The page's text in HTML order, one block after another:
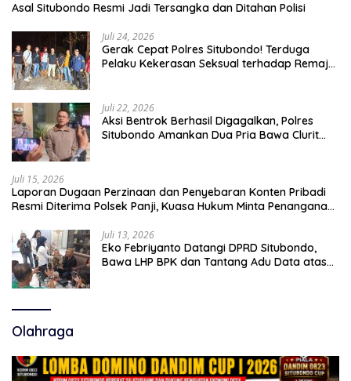
Asal Situbondo Resmi Jadi Tersangka dan Ditahan Polisi
Juli 24, 2026
Gerak Cepat Polres Situbondo! Terduga
Pelaku Kekerasan Seksual terhadap Remaja
Juli 22, 2026
Aksi Bentrok Berhasil Digagalkan, Polres
Situbondo Amankan Dua Pria Bawa Clurit
Juli 15, 2026
Laporan Dugaan Perzinaan dan Penyebaran Konten Pribadi
Resmi Diterima Polsek Panji, Kuasa Hukum Minta Penanganan
Juli 13, 2026
Eko Febriyanto Datangi DPRD Situbondo,
Bawa LHP BPK dan Tantang Adu Data atas
Olahraga